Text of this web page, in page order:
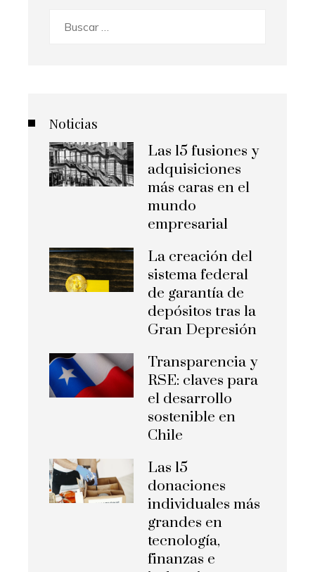
Noticias
Las 15 fusiones y
adquisiciones
más caras en el
mundo
empresarial
La creación del
sistema federal
de garantía de
depósitos tras la
Gran Depresión
Transparencia y
RSE: claves para
el desarrollo
sostenible en
Chile
Las 15
donaciones
individuales más
grandes en
tecnología,
finanzas e